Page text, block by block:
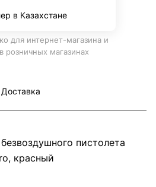
в Казахстане
для интернет-магазина и
розничных магазинах
Доставка
пистолета
красный